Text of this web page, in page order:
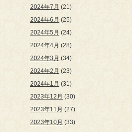
2024年7月 (21)
2024年6月 (25)
2024年5月 (24)
2024年4月 (28)
2024年3月 (34)
2024年2月 (23)
2024年1月 (31)
2023年12月 (30)
2023年11月 (27)
2023年10月 (33)